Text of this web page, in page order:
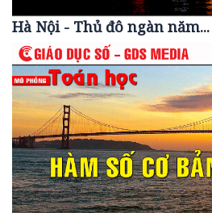
Hà Nội - Thủ đô ngàn năm...